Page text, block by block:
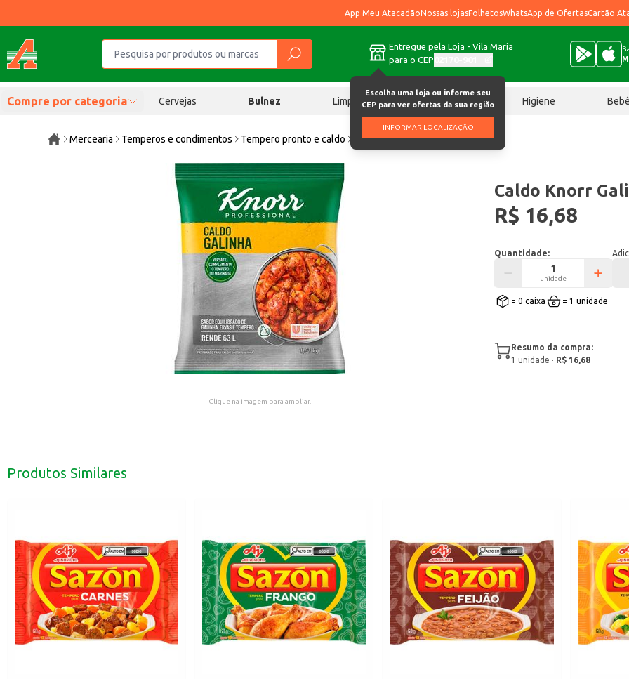
App Meu AtacadãoNossas lojasFolhetosWhatsApp de OfertasCartão
Entregue pela Loja - Vila Maria
para o CEP
Escolha uma loja ou informe seu
CEP para ver ofertas da sua região
INFORMAR LOCALIZAÇÃO
Compre por categoria Cervejas Bulnez Limpeza Chocolates Higiene
Mercearia Temperos e condimentos Tempero pronto e caldo Caldo Knorr Galinha 1,010kg
Clique na imagem para ampliar.
Caldo Knorr
R$ 16,68
Quantidade:
unidade
= 0 caixa = 1 unidade
Resumo da compra:
1 unidade · R$ 16,68
Produtos Similares